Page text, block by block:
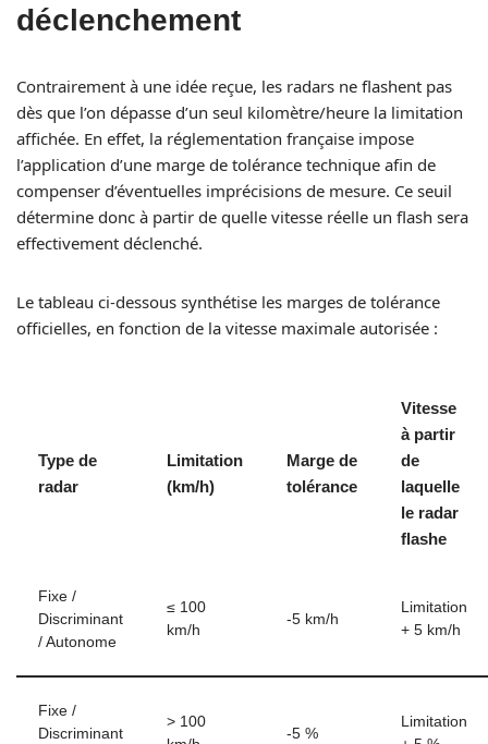
déclenchement
Contrairement à une idée reçue, les radars ne flashent pas
dès que l’on dépasse d’un seul kilomètre/heure la limitation
affichée. En effet, la réglementation française impose
l’application d’une marge de tolérance technique afin de
compenser d’éventuelles imprécisions de mesure. Ce seuil
détermine donc à partir de quelle vitesse réelle un flash sera
effectivement déclenché.
Le tableau ci-dessous synthétise les marges de tolérance
officielles, en fonction de la vitesse maximale autorisée :
Type de
radar
Limitation
(km/h)
Marge de
tolérance
Vitesse
à partir
de
laquelle
le radar
flashe
Fixe /
Discriminant
/ Autonome
≤ 100
km/h
-5 km/h
Limitation
+ 5 km/h
Fixe /
Discriminant
> 100
-5 %
Limitation